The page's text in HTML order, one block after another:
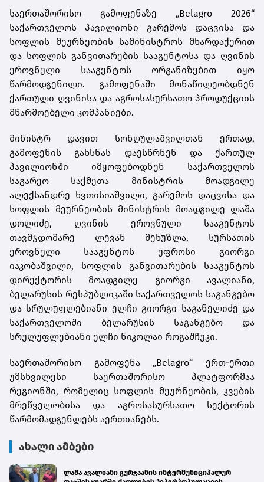
საერთაშორისო გამოფენაზე „Belagro 2026“
საქართველოს პავილიონი გარემოს დაცვისა და
სოფლის მეურნეობის სამინისტროს მხარდაჭერით
და სოფლის განვითარების სააგენტოსა და ღვინის
ეროვნული სააგენტოს ორგანიზებით იყო
წარმოდგენილი. გამოფენაში მონაწილეობდნენ
ქართული ღვინისა და აგროსასურსათო პროდუქციის
მწარმოებელი კომპანიები.
მინისტრ დავით სონღულაშვილთან ერთად,
გამოფენის გახსნას დაესწრნენ და ქართულ
პავილიონში იმყოფებოდნენ საქართველოს
საგარეო საქმეთა მინისტრის მოადგილე
ალექსანდრე ხვთისიაშვილი, გარემოს დაცვისა და
სოფლის მეურნეობის მინისტრის მოადგილე ლაშა
დოლიძე, ღვინის ეროვნული სააგენტოს
თავმჯდომარე ლევან მეხუზლა, სურსათის
ეროვნული სააგენტოს უფროსი გიორგი
იაკობაშვილი, სოფლის განვითარების სააგენტოს
დირექტორის მოადგილე გიორგი ავალიანი,
ბელარუსის რესპუბლიკაში საქართველოს საგანგებო
და სრულუფლებიანი ელჩი გიორგი საგანელიძე და
საქართველოში ბელარუსის საგანგებო და
სრულუფლებიანი ელჩი ნიკოლაი როგაშჩუკი.
საერთაშორისო გამოფენა „Belagro“ ერთ-ერთი
უმსხვილესი საერთაშორისო პლატფორმაა
რეგიონში, რომელიც სოფლის მეურნეობის, კვების
მრეწველობისა და აგროსასურსათო სექტორის
წარმომადგენლებს აერთიანებს.
ახალი ამბები
ლაშა ავალიანი გურჯაანის ინტერმუნიციპალურ